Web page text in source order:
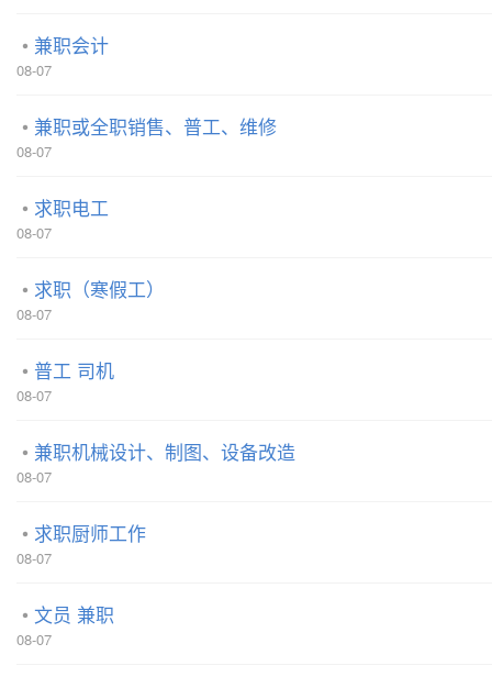
兼职会计
08-07
兼职或全职销售、普工、维修
08-07
求职电工
08-07
求职（寒假工）
08-07
普工 司机
08-07
兼职机械设计、制图、设备改造
08-07
求职厨师工作
08-07
文员 兼职
08-07